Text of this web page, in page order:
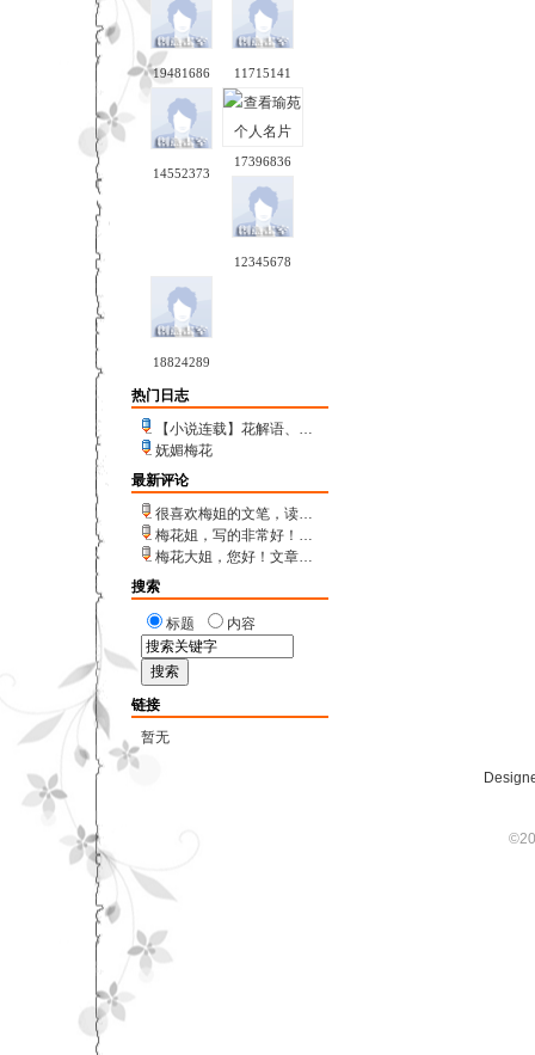
19481686 11715141
14552373
17396836
12345678
18824289
热门日志
【小说连载】花解语、…
妩媚梅花
最新评论
很喜欢梅姐的文笔，读…
梅花姐，写的非常好！…
梅花大姐，您好！文章…
搜索
标题 内容
链接
暂无